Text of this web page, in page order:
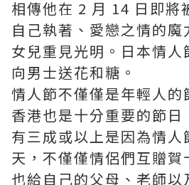
相傳他在 2 月 14 日即將
自己執著、愛戀之情的魔
女兒重見光明。日本情人
向男士送花和糖。
情人節不僅僅是年輕人的
香港也是十分重要的節日
有三成或以上是因為情人
天，不僅僅情侶們互贈賀
也給自己的父母、老師以